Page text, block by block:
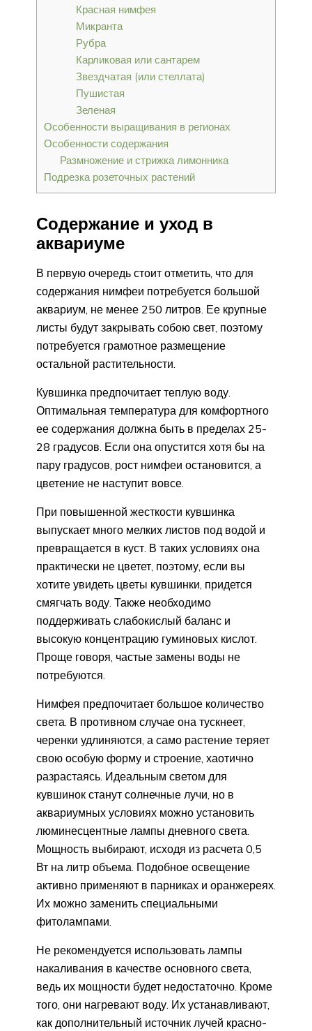
Красная нимфея
Микранта
Рубра
Карликовая или сантарем
Звездчатая (или стеллата)
Пушистая
Зеленая
Особенности выращивания в регионах
Особенности содержания
Размножение и стрижка лимонника
Подрезка розеточных растений
Содержание и уход в
аквариуме
В первую очередь стоит отметить, что для
содержания нимфеи потребуется большой
аквариум, не менее 250 литров. Ее крупные
листы будут закрывать собою свет, поэтому
потребуется грамотное размещение
остальной растительности.
Кувшинка предпочитает теплую воду.
Оптимальная температура для комфортного
ее содержания должна быть в пределах 25-
28 градусов. Если она опустится хотя бы на
пару градусов, рост нимфеи остановится, а
цветение не наступит вовсе.
При повышенной жесткости кувшинка
выпускает много мелких листов под водой и
превращается в куст. В таких условиях она
практически не цветет, поэтому, если вы
хотите увидеть цветы кувшинки, придется
смягчать воду. Также необходимо
поддерживать слабокислый баланс и
высокую концентрацию гуминовых кислот.
Проще говоря, частые замены воды не
потребуются.
Нимфея предпочитает большое количество
света. В противном случае она тускнеет,
черенки удлиняются, а само растение теряет
свою особую форму и строение, хаотично
разрастаясь. Идеальным светом для
кувшинок станут солнечные лучи, но в
аквариумных условиях можно установить
люминесцентные лампы дневного света.
Мощность выбирают, исходя из расчета 0,5
Вт на литр объема. Подобное освещение
активно применяют в парниках и оранжереях.
Их можно заменить специальными
фитолампами.
Не рекомендуется использовать лампы
накаливания в качестве основного света,
ведь их мощности будет недостаточно. Кроме
того, они нагревают воду. Их устанавливают,
как дополнительный источник лучей красно-